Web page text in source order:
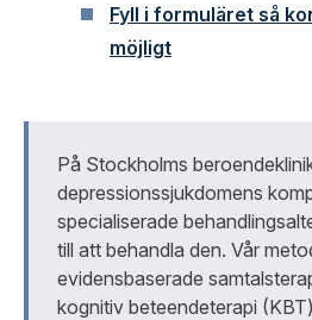
Fyll i formuläret så
möjligt
På Stockholms
depressionssjukdomens
specialiserade
till att behandla den. Vår
evidensbaserade
kognitiv beteendeterapi